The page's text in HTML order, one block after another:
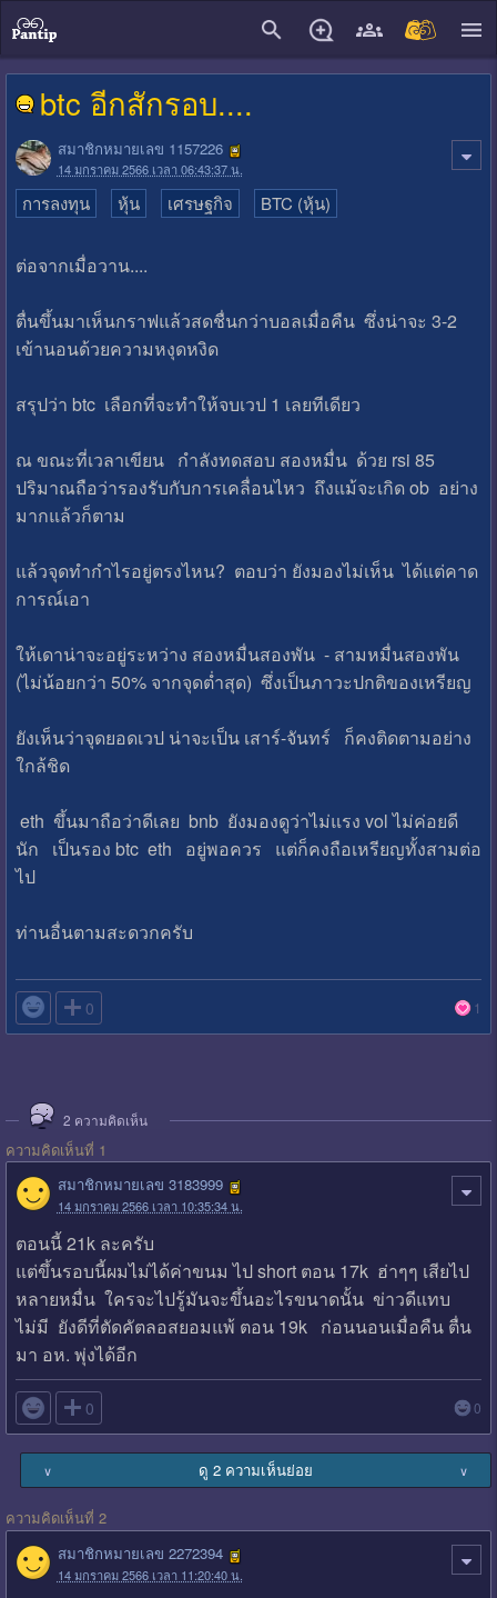
btc อีกสักรอบ....
สมาชิกหมายเลข 1157226
14 มกราคม 2566 เวลา 06:43:37 น.
การลงทุน หุ้น เศรษฐกิจ BTC (หุ้น)
ต่อจากเมื่อวาน....
ตื่นขึ้นมาเห็นกราฟแล้วสดชื่นกว่าบอลเมื่อคืน ซึ่งน่าจะ 3-2
เข้านอนด้วยความหงุดหงิด
สรุปว่า btc เลือกที่จะทำให้จบเวป 1 เลยทีเดียว
ณ ขณะที่เวลาเขียน กำลังทดสอบ สองหมื่น ด้วย rsi 85
ปริมาณถือว่ารองรับกับการเคลื่อนไหว ถึงแม้จะเกิด ob อย่าง
มากแล้วก็ตาม
แล้วจุดทำกำไรอยู่ตรงไหน? ตอบว่า ยังมองไม่เห็น ได้แต่คาด
การณ์เอา
ให้เดาน่าจะอยู่ระหว่าง สองหมื่นสองพัน - สามหมื่นสองพัน
(ไม่น้อยกว่า 50% จากจุดต่ำสุด) ซึ่งเป็นภาวะปกติของเหรียญ
ยังเห็นว่าจุดยอดเวป น่าจะเป็น เสาร์-จันทร์ ก็คงติดตามอย่าง
ใกล้ชิด
eth ขึ้นมาถือว่าดีเลย bnb ยังมองดูว่าไม่แรง vol ไม่ค่อยดี
นัก เป็นรอง btc eth อยู่พอควร แต่ก็คงถือเหรียญทั้งสามต่อ
ไป
ท่านอื่นตามสะดวกครับ
 0 1
2 ความคิดเห็น
ความคิดเห็นที่ 1
สมาชิกหมายเลข 3183999
14 มกราคม 2566 เวลา 10:35:34 น.
ตอนนี้ 21k ละครับ
แต่ขึ้นรอบนี้ผมไม่ได้ค่าขนม ไป short ตอน 17k ฮ่าๆๆ เสียไป
หลายหมื่น ใครจะไปรู้มันจะขึ้นอะไรขนาดนั้น ข่าวดีแทบ
ไม่มี ยังดีที่ตัดคัตลอสยอมแพ้ ตอน 19k ก่อนนอนเมื่อคืน ตื่น
มา อห. พุ่งได้อีก
 0 0
∨ ดู 2 ความเห็นย่อย ∨
ความคิดเห็นที่ 2
สมาชิกหมายเลข 2272394
14 มกราคม 2566 เวลา 11:20:40 น.
close